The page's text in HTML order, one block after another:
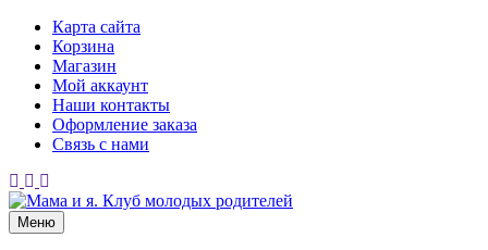
Перейти
содержимому
Карта сайта
Корзина
Магазин
Мой аккаунт
Наши контакты
Оформление заказа
Связь с нами
Мама и я. Клуб молодых родителей
Меню